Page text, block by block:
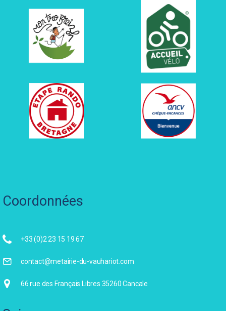
Coordonnées
+33 (0)2 23 15 19 67
contact@metairie-du-vauhariot.com
66 rue des Français Libres 35260 Cancale